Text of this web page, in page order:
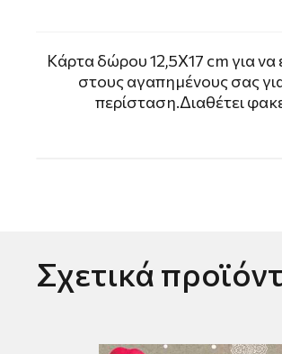
Kάρτα δώρου 12,5Χ17 cm για να
στους αγαπημένους σας
περίσταση.Διαθέτει
Σχετικά